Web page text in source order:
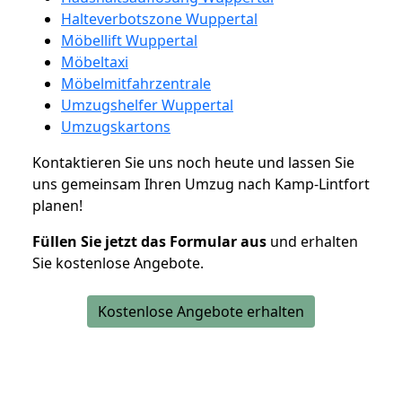
Halteverbotszone Wuppertal
Möbellift Wuppertal
Möbeltaxi
Möbelmitfahrzentrale
Umzugshelfer Wuppertal
Umzugskartons
Kontaktieren Sie uns noch heute und lassen Sie
uns gemeinsam Ihren Umzug nach Kamp-Lintfort
planen!
Füllen Sie jetzt das Formular aus und erhalten
Sie kostenlose Angebote.
Kostenlose Angebote erhalten